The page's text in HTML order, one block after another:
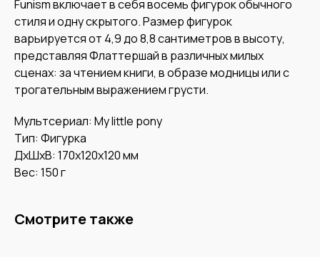
Funism включает в себя восемь фигурок обычного
стиля и одну скрытого. Размер фигурок
варьируется от 4,9 до 8,8 сантиметров в высоту,
представляя Флаттершай в различных милых
сценах: за чтением книги, в образе модницы или с
трогательным выражением грусти.
Мультсериал: My little pony
Тип: Фигурка
ДxШxВ: 170x120x120 мм
Вес: 150 г
Смотрите также